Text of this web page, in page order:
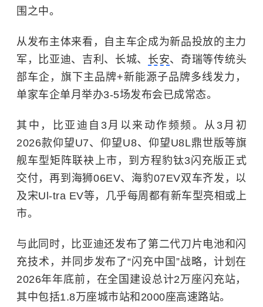
围之中。
从发布主体来看，自主车企成为新品投放的主力
军，比亚迪、吉利、长城、 长安、奇瑞等传统头
部车企，旗下主品牌+新能源子品牌多线发力，
单家车企单月举办3-5场发布会已成常态。
其中，比亚迪自3月以来动作频频。从3月初
2026款仰望U7、仰望U8、仰望U8L鼎世版等旗
舰车型矩阵联袂上市，到方程豹钛3闪充版正式
交付，再到海狮06EV、海豹07EV双车齐发，以
及宋Ul‐tra EV等，几乎每周都有新车型亮相或上
市。
与此同时，比亚迪还发布了第二代刀片电池和闪
充技术，并同步发布了“闪充中国”战略，计划在
2026年年底前，在全国建设总计2万座闪充站，
其中包括1.8万座城市站和2000座高速路站。